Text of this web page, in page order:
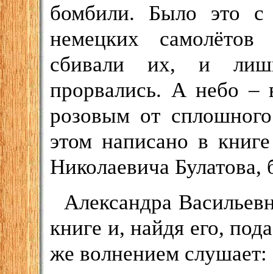
бомбили. Было это с
немецких
сбивали их, и лишь
прорвались. А небо –
розовым от
этом написано в
Николаевича
Александра
книге и, найдя его,
же волнением слушает: